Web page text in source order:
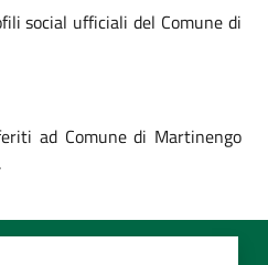
social ufficiali del Comune di
ad Comune di Martinengo